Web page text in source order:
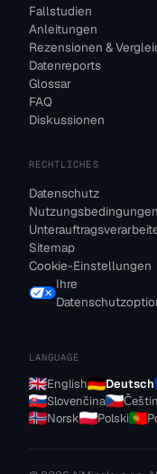
Fallstudien
Anleitungen
Rezensionen &
Datenreports
Glossar
FAQ
Diskussionen
RECHTLICHES
Datenschutz
Nutzungsbedingungen
Sitemap
Cookie-Einstellungen
Ihre
LANGUAGE
English Deutsch
Slovenčina
Norsk
Polski